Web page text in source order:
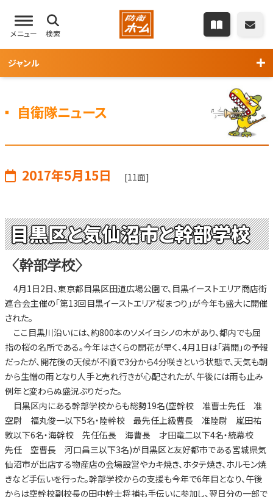
メニュー 検索
ジャンル
自衛隊ニュース
2017年5月15日 [11面]
目黒区と気仙沼市と幹部学校
〈幹部学校〉
4月1日2日、東京都目黒区田道広場公園で、目黒イーストエリア商店街
連合会主催の「第13回目黒イーストエリア桜まつり」が今年も盛大に開催
された。
ここ目黒川沿いには、約800本のソメイヨシノの木があり、都内でも屈
指の桜の名所である。今年はさくらの開花が早く、4月1日は「満開」の予報
だったが、開花後の天候が不順で3分から4分咲きという状態で、天気も朝
から生憎の雨となり人手と売れ行きが心配されたが、午後には雨も止み
例年と変わらぬ盛況ぶりだった。
目黒区内にある幹部学校からも総勢19名(空幹校 准曹士先任 准
空尉 福丸俊一以下5名・陸幹校 最先任上級曹長 准陸尉 嵐田祐
敦以下6名・海幹校 先任伍長 海曹長 才田竜二以下4名・統幕校
先任 空曹長 河口昌三以下3名)が目黒区と友好都市である宮城県気
仙沼市が出店する物産店の会場設営やカキ焼き、ホタテ焼き、ホルモン焼
きなど手伝いを行った。幹部学校からの支援も今年で6年目となり、午後
からは空幹校副校長の田中幹士将補も手伝いに参加し、翌日分の一部で